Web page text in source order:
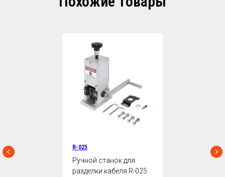
R-025
Ручной станок для
разделки кабеля R-025